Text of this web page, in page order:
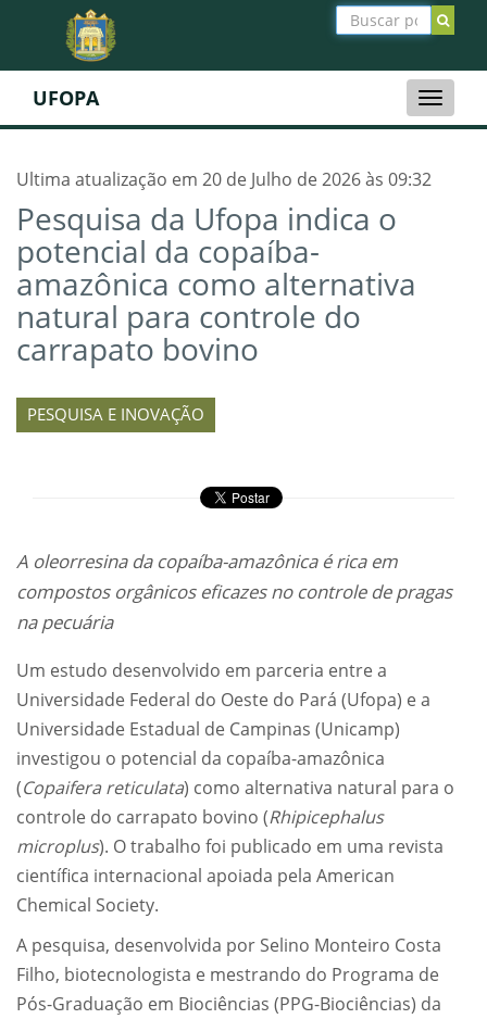
Toggle
UFOPA
Ultima atualização em 20 de Julho de 2026 às 09:32
Pesquisa da Ufopa indica o
potencial da copaíba-
amazônica como alternativa
natural para controle do
carrapato bovino
PESQUISA E INOVAÇÃO
A oleorresina da copaíba-amazônica é rica em
compostos orgânicos eficazes no controle de pragas
na pecuária
Um estudo desenvolvido em parceria entre a
Universidade Federal do Oeste do Pará (Ufopa) e a
Universidade Estadual de Campinas (Unicamp)
investigou o potencial da copaíba-amazônica
(Copaifera reticulata) como alternativa natural para o
controle do carrapato bovino (Rhipicephalus
microplus). O trabalho foi publicado em uma revista
científica internacional apoiada pela American
Chemical Society.
A pesquisa, desenvolvida por Selino Monteiro Costa
Filho, biotecnologista e mestrando do Programa de
Pós-Graduação em Biociências (PPG-Biociências) da